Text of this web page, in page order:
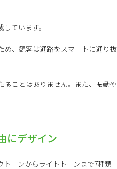
ています。
め、観客は通路をスマートに通り抜
ることはありません。また、振動や
にデザイン
ーンからライトトーンまで7種類